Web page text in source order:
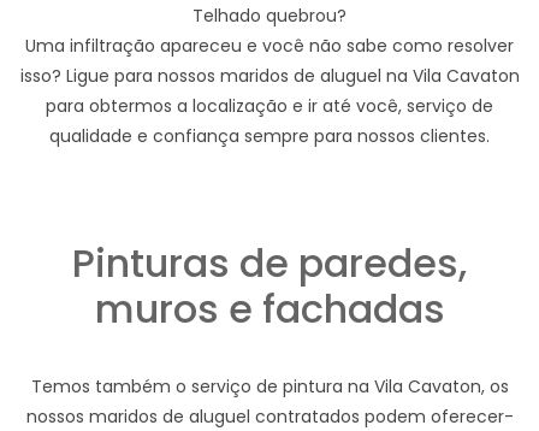
Telhado quebrou?
Uma infiltração apareceu e você não sabe como resolver
isso? Ligue para nossos maridos de aluguel na Vila Cavaton
para obtermos a localização e ir até você, serviço de
qualidade e confiança sempre para nossos clientes.
Pinturas de paredes,
muros e fachadas
Temos também o serviço de pintura na Vila Cavaton, os
nossos maridos de aluguel contratados podem oferecer-